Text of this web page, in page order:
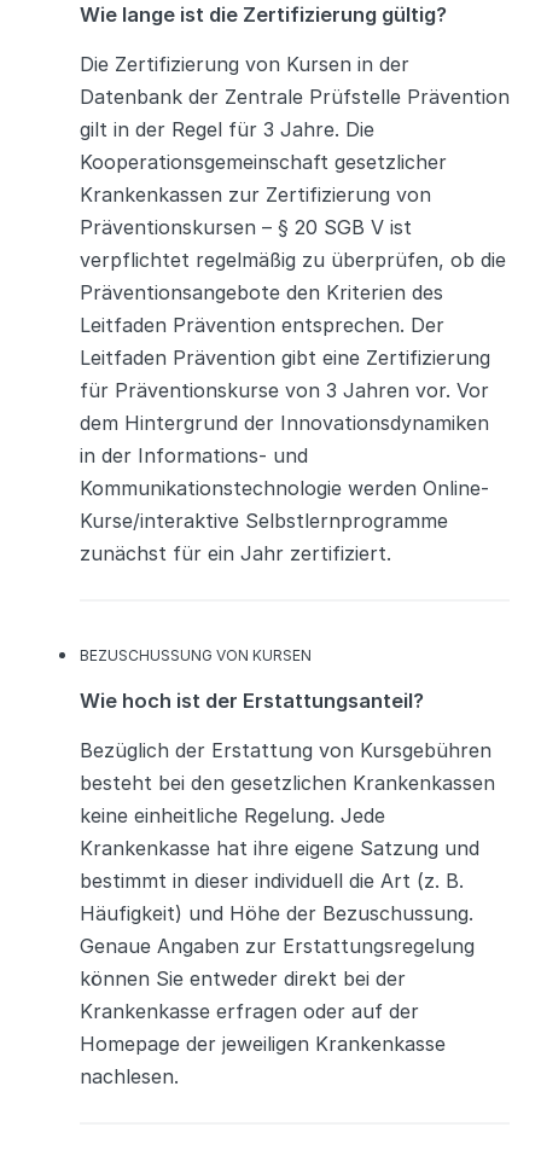
E
O
R
N
Wie lange ist die Zertifizierung gültig?
Die Zertifizierung von Kursen in der
Datenbank der Zentrale Prüfstelle Prävention
gilt in der Regel für 3 Jahre. Die
Kooperationsgemeinschaft gesetzlicher
Krankenkassen zur Zertifizierung von
Präventionskursen – § 20 SGB V ist
verpflichtet regelmäßig zu überprüfen, ob die
Präventionsangebote den Kriterien des
Leitfaden Prävention entsprechen. Der
Leitfaden Prävention gibt eine Zertifizierung
für Präventionskurse von 3 Jahren vor. Vor
dem Hintergrund der Innovationsdynamiken
in der Informations- und
Kommunikationstechnologie werden Online-
Kurse/interaktive Selbstlernprogramme
zunächst für ein Jahr zertifiziert.
K
T
G
O
R
I
E
N
BEZUSCHUSSUNG VON KURSEN
Wie hoch ist der Erstattungsanteil?
Bezüglich der Erstattung von Kursgebühren
besteht bei den gesetzlichen Krankenkassen
keine einheitliche Regelung. Jede
Krankenkasse hat ihre eigene Satzung und
bestimmt in dieser individuell die Art (z. B.
Häufigkeit) und Höhe der Bezuschussung.
Genaue Angaben zur Erstattungsregelung
können Sie entweder direkt bei der
Krankenkasse erfragen oder auf der
Homepage der jeweiligen Krankenkasse
nachlesen.